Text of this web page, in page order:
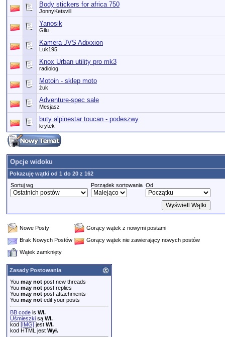
Body stickers for africa 750
JonnyKetsvill
Yanosik
Gilu
Kamera JVS Adixxion
Luk195
Knox Urban utility pro mk3
radiolog
Motoin - sklep moto
żuk
Adventure-spec sale
Mesjasz
buty alpinestar toucan - podeszwy
krytek
Opcje widoku
Pokazuję wątki od 1 do 20 z 162
Sortuj wg
Porządek sortowania Od
Nowe Posty
Gorący wątek z nowymi postami
Brak Nowych Postów
Gorący wątek nie zawierający nowych postów
Wątek zamknięty
Zasady Postowania
You may not post new threads
You may not post replies
You may not post attachments
You may not edit your posts
BB code is Wł.
Uśmieszki są Wł.
kod [IMG] jest Wł.
kod HTML jest Wył.